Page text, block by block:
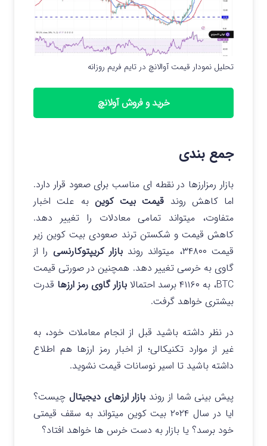
تحلیل نمودار قیمت آوالانچ در تایم فریم روزانه
خرید و فروش آولانچ
جمع بندی
بازار رمزارزها در نقطه ای مناسب برای صعود قرار دارد.
اما کاهش روند قیمت بیت کوین به علت اخبار
متفاوت، میتواند تمامی معادلات را تغییر دهد.
کاهش قیمت و شکستن ترند صعودی بیت کوین زیر
قیمت ۳۴۸۰۰، میتواند روند
بازار کریپتوکارنسی را از
گاوی به خرسی تغییر دهد. همچنین در صورتی قیمت
BTC، به ۴۱۱۶۰ برسد احتمالا
بازار گاوی رمز ارزها قدرت
بیشتری خواهد گرفت.
در نظر داشته باشید قبل از انجام معاملات خود، به
غیر از موارد تکنیکالی؛ از اخبار رمز ارزها هم اطلاع
داشته باشید تا اسیر نوسانات قیمت نشوید.
پیش بینی شما از روند بازار ارزهای دیجیتال چیست؟
ایا در سال ۲۰۲۴ بیت کوین میتواند به سقف قیمتی
خود برسد؟ یا بازار به دست خرس ها خواهد افتاد؟